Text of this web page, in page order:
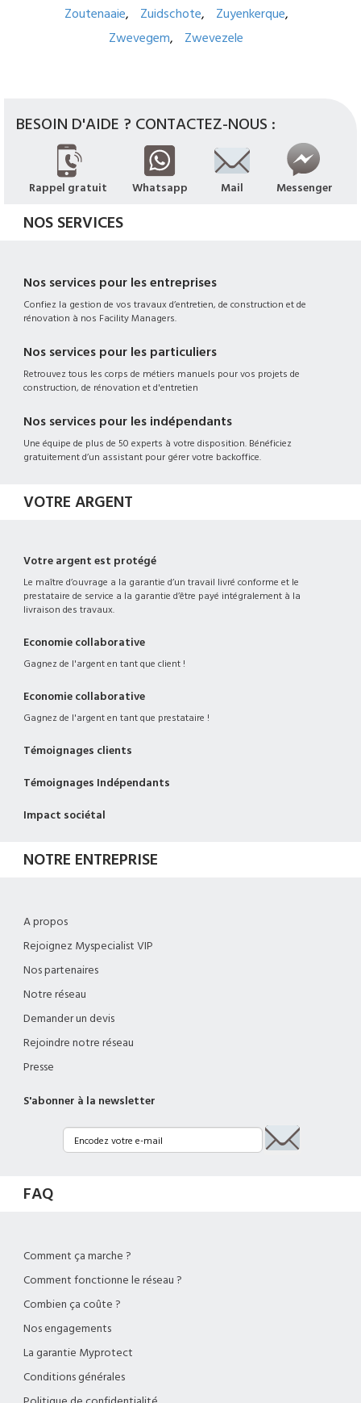
Zoutenaaie
Zuidschote
Zuyenkerque
Zwevegem
Zwevezele
BESOIN D'AIDE ? CONTACTEZ-NOUS :
Rappel gratuit Whatsapp Mail Messenger
NOS SERVICES
Nos services pour les entreprises
Confiez la gestion de vos travaux d’entretien, de construction et de
rénovation à nos Facility Managers.
Nos services pour les particuliers
Retrouvez tous les corps de métiers manuels pour vos projets de
construction, de rénovation et d'entretien
Nos services pour les indépendants
Une équipe de plus de 50 experts à votre disposition. Bénéficiez
gratuitement d’un assistant pour gérer votre backoffice.
VOTRE ARGENT
Votre argent est protégé
Le maître d’ouvrage a la garantie d’un travail livré conforme et le
prestataire de service a la garantie d’être payé intégralement à la
livraison des travaux.
Economie collaborative
Gagnez de l'argent en tant que client !
Economie collaborative
Gagnez de l'argent en tant que prestataire !
Témoignages clients
Témoignages Indépendants
Impact sociétal
NOTRE ENTREPRISE
A propos
Rejoignez Myspecialist VIP
Nos partenaires
Notre réseau
Demander un devis
Rejoindre notre réseau
Presse
S'abonner à la newsletter
FAQ
Comment ça marche ?
Comment fonctionne le réseau ?
Combien ça coûte ?
Nos engagements
La garantie Myprotect
Conditions générales